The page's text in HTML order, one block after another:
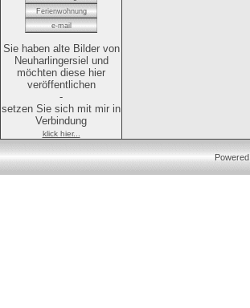
Ferienwohnung
e-mail
Sie haben alte Bilder von
Neuharlingersiel und
möchten diese hier
veröffentlichen
-
setzen Sie sich mit mir in
Verbindung
klick hier...